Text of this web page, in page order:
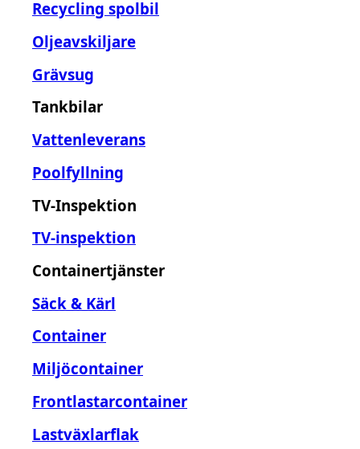
Recycling spolbil
Oljeavskiljare
Grävsug
Tankbilar
Vattenleverans
Poolfyllning
TV-Inspektion
TV-inspektion
Containertjänster
Säck & Kärl
Container
Miljöcontainer
Frontlastarcontainer
Lastväxlarflak